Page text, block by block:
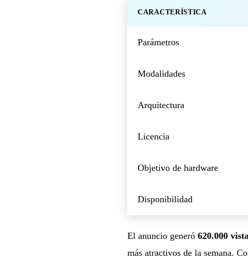
CARACTERÍSTICA
Parámetros
Modalidades
Arquitectura
Licencia
Objetivo de hardware
Disponibilidad
El anuncio generó 620.000
más atractivos de la semana.